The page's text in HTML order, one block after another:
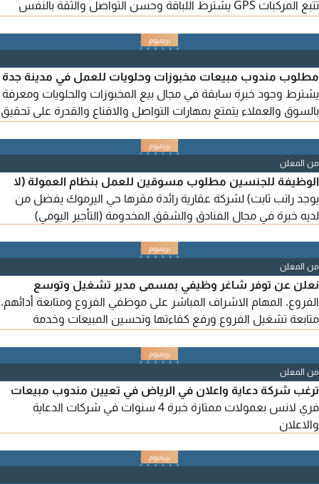
تتبع المركبات GPS يشترط اللباقة وحسن التواصل والثقة بالنفس
مطلوب مندوب مبيعات مخبوزات وحلويات للعمل في مدينة جدة
يشترط وجود خبرة سابقة في مجال بيع المخبوزات والحلويات ومعرفة
بالسوق والعملاء يتمتع بمهارات التواصل والاقناع والقدرة على تحقيق
من المعلن
الوظيفة للجنسين مطلوب مسوقين للعمل بنظام العمولة (لا
يوجد راتب ثابت) لشركة عقارية رائدة مقرها حي اليرموك يفضل من
لديه خبرة في مجال الفنادق والشقق المخدومة (التأجير اليومي)
من المعلن
نعلن عن توفر شاغر وظيفي بمسمى مدير تشغيل وتوسع
الفروع. المهام الاشراف المباشر على موظفي الفروع ومتابعة أدائهم.
متابعة تشغيل الفروع ورفع كفاءتها وتحسين المبيعات وخدمة
دراسة وتجهيز وافتتاح الفروع الجديدة. عن أداء الفروع ومتابعة
الأحذية والمستلزمات الرجالية شرط أساسي للقبول
من المعلن
ترغب شركة دعاية واعلان في الرياض في تعيين مندوب مبيعات
فري لانس بعمولات ممتازة خبرة 4 سنوات في شركات الدعاية
والاعلان